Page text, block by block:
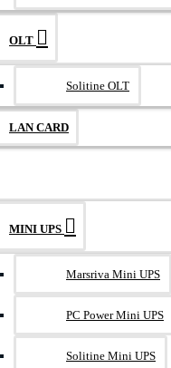
OLT
Solitine OLT
LAN CARD
MINI UPS
Marsriva Mini UPS
PC Power Mini UPS
Solitine Mini UPS